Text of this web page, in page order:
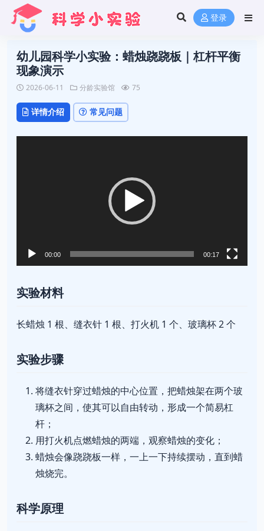
登录
幼儿园科学小实验：蜡烛跷跷板｜杠杆平衡
现象演示
2026-06-11 分龄实验馆 75
详情介绍 常见问题
00:00 00:17
实验材料
长蜡烛 1 根、缝衣针 1 根、打火机 1 个、玻璃杯 2 个
实验步骤
将缝衣针穿过蜡烛的中心位置，把蜡烛架在两个玻
璃杯之间，使其可以自由转动，形成一个简易杠
杆；
用打火机点燃蜡烛的两端，观察蜡烛的变化；
蜡烛会像跷跷板一样，一上一下持续摆动，直到蜡
烛烧完。
科学原理